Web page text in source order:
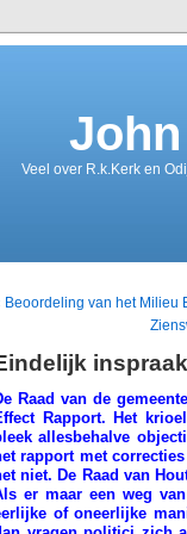
Veel over R.k.Kerk en
Beoordeling van het Milieu
Raad van de
Rapport. Het
allesbehalve
rapport met
niet. De Raad van
er maar een weg
of oneerlijke